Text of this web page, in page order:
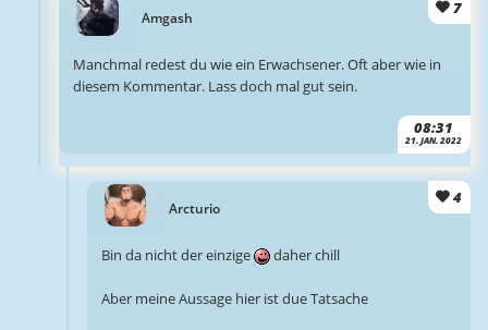
Amgash
7
08:31
21. JAN. 2022
Manchmal redest du wie ein Erwachsener. Oft aber wie in
diesem Kommentar. Lass doch mal gut sein.
Arcturio
4
Bin da nicht der einzige daher chill
Aber meine Aussage hier ist due Tatsache